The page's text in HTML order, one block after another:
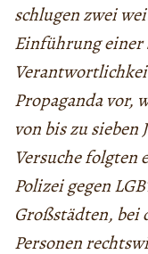
schlugen zwei
Einführung
Propaganda vor,
von bis zu
Versuche folgten
Polizei gegen
Großstädten, bei
Personen